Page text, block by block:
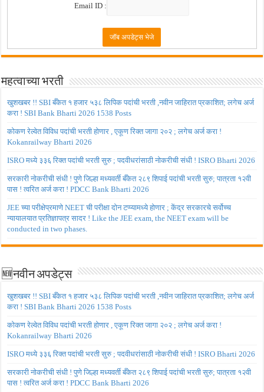
Email ID :
महत्वाच्या भरती
खुशखबर !! SBI बँकेत १ हजार ५३८ लिपिक पदांची भरती ,नवीन जाहिरात प्रकाशित; लगेच अर्ज
करा ! SBI Bank Bharti 2026 1538 Posts
कोकण रेल्वेत विविध पदांची भरती होणार , एकूण रिक्त जागा २०२ ; लगेच अर्ज करा !
Kokanrailway Bharti 2026
ISRO मध्ये ३३६ रिक्त पदांची भरती सुरु ; पदवीधरांसाठी नोकरीची संधी ! ISRO Bharti 2026
सरकारी नोकरीची संधी ! पुणे जिल्हा मध्यवर्ती बँकेत २८९ शिपाई पदांची भरती सुरु; पात्रता १२वी
पास ! त्वरित अर्ज करा ! PDCC Bank Bharti 2026
JEE च्या परीक्षेप्रमाणे NEET ची परीक्षा दोन टप्प्यामध्ये होणार ; केंद्र सरकारचे सर्वोच्च
न्यायालयात प्रतिज्ञापत्र सादर ! Like the JEE exam, the NEET exam will be
conducted in two phases.
🆕नवीन अपडेट्स
खुशखबर !! SBI बँकेत १ हजार ५३८ लिपिक पदांची भरती ,नवीन जाहिरात प्रकाशित; लगेच अर्ज
करा ! SBI Bank Bharti 2026 1538 Posts
कोकण रेल्वेत विविध पदांची भरती होणार , एकूण रिक्त जागा २०२ ; लगेच अर्ज करा !
Kokanrailway Bharti 2026
ISRO मध्ये ३३६ रिक्त पदांची भरती सुरु ; पदवीधरांसाठी नोकरीची संधी ! ISRO Bharti 2026
सरकारी नोकरीची संधी ! पुणे जिल्हा मध्यवर्ती बँकेत २८९ शिपाई पदांची भरती सुरु; पात्रता १२वी
पास ! त्वरित अर्ज करा ! PDCC Bank Bharti 2026